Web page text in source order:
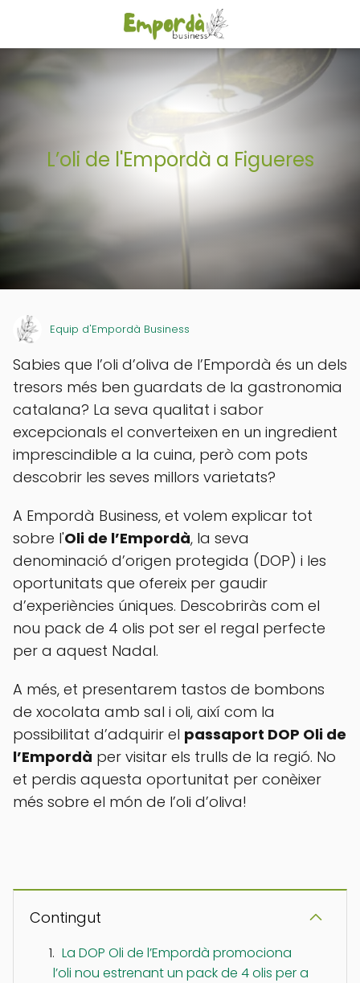
L’oli de l'Empordà a Figueres
Equip d'Empordà Business
Sabies que l’oli d’oliva de l’Empordà és un dels
tresors més ben guardats de la gastronomia
catalana? La seva qualitat i sabor
excepcionals el converteixen en un ingredient
imprescindible a la cuina, però com pots
descobrir les seves millors varietats?
A Empordà Business, et volem explicar tot
sobre l'Oli de l’Empordà, la seva
denominació d’origen protegida (DOP) i les
oportunitats que ofereix per gaudir
d’experiències úniques. Descobriràs com el
nou pack de 4 olis pot ser el regal perfecte
per a aquest Nadal.
A més, et presentarem tastos de bombons
de xocolata amb sal i oli, així com la
possibilitat d’adquirir el passaport DOP Oli de
l’Empordà per visitar els trulls de la regió. No
et perdis aquesta oportunitat per conèixer
més sobre el món de l’oli d’oliva!
Contingut
La DOP Oli de l’Empordà promociona
l’oli nou estrenant un pack de 4 olis per a